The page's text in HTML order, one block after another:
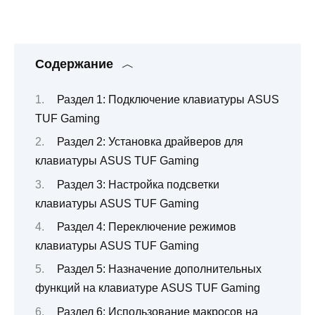
Содержание
Раздел 1: Подключение клавиатуры ASUS
TUF Gaming
Раздел 2: Установка драйверов для
клавиатуры ASUS TUF Gaming
Раздел 3: Настройка подсветки
клавиатуры ASUS TUF Gaming
Раздел 4: Переключение режимов
клавиатуры ASUS TUF Gaming
Раздел 5: Назначение дополнительных
функций на клавиатуре ASUS TUF Gaming
Раздел 6: Использование макросов на